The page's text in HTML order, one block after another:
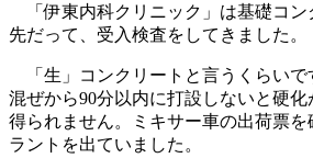
「伊東内科クリニック」は基礎コン
先だって、受入検査をしてきました。
「生」コンクリートと言うくらいで
混ぜから90分以内に打設しないと硬
得られません。ミキサー車の出荷票
ラントを出ていました。